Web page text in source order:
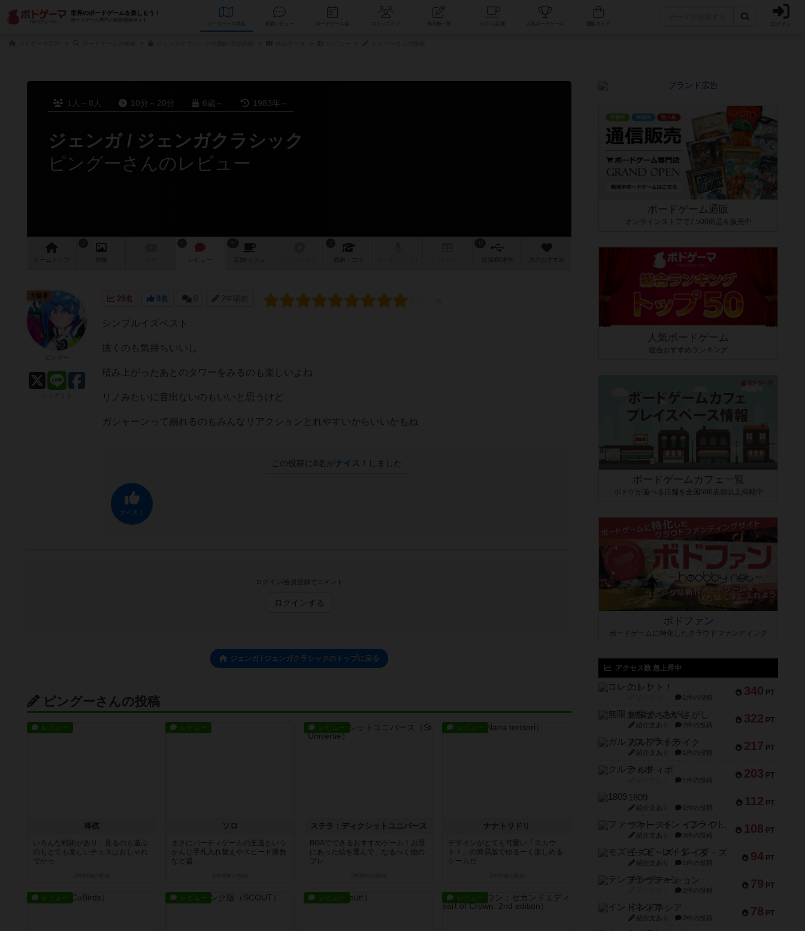
世界のボードゲームを楽しもう！
ボードゲーム専門の総合情報サイト
データベース コミュニティ 人気ボードゲーム ログイン
1人～8人 10分～20分 6歳～ 1983年～
ジェンガ / ジェンガクラシック
ピングーさんのレビュー
ゲーム 画像 レビュー 店舗/ カフェ 戦略 作 次のおすすめ
29名 0名 0 2年弱前
シンプルイズベスト
抜くのも気持ちいいし
積み上がったあとのタワーをみるのも楽しいよね
リノみたいに音出ないのもいいと思うけど
ガシャーンって崩れるのもみんなリアクションとれやすいからいいかもね
この投稿に 0名がナイス！ しました
ナイス！
大賢者
ログイン/会員登録でコメント
ログインする
ジェンガ / ジェンガクラシックのトップに戻る
ピングーさんの投稿
レビュー
将棋
いろんな戦術があり、見るのも遊ぶ
のもとても楽しいチェスはおしゃれ
でかっ...
レビュー
ソロ
まさにパーティゲームの王道という
かんじ手札入れ替えやスピード勝負
など盛...
レビュー
ステラ：ディクシットユニバース
BGAでできるおすすめゲーム！お題
にあった絵を選んで、なるべく他の
プレ...
レビュー
ナナトリドリ
デザインがとても可愛い「スカウ
ト！」の簡易版でゆるーく楽しめる
ゲームだ...
レビュー レビュー レビュー レビュー
ボードゲーム通販
オンラインストアで7,500商品を販売中
人気ボードゲーム
総合おすすめランキング
ボードゲームカフェ一覧
ボドゲが遊べる店舗を全国500店舗以上掲載中
ボドファン
ボードゲームに特化したクラウドファンディング
アクセス数 急上昇中
340 PT
コレクト！
1件の投稿
322 PT
無限まちがいさがし
紹介文あり 2件の投稿
217 PT
ガルフストライク
紹介文あり 1件の投稿
203 PT
クルティボ
1件の投稿
112 PT
1809
紹介文あり 1件の投稿
108 PT
ファースト・イン・フライト
紹介文あり 3件の投稿
94 PT
モズビ－ズ・レイダ－ズ
紹介文あり 1件の投稿
79 PT
テンプテーション
2件の投稿
78 PT
インドネシア
紹介文あり 2件の投稿